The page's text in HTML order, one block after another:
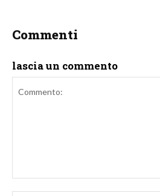
Commenti
lascia un commento